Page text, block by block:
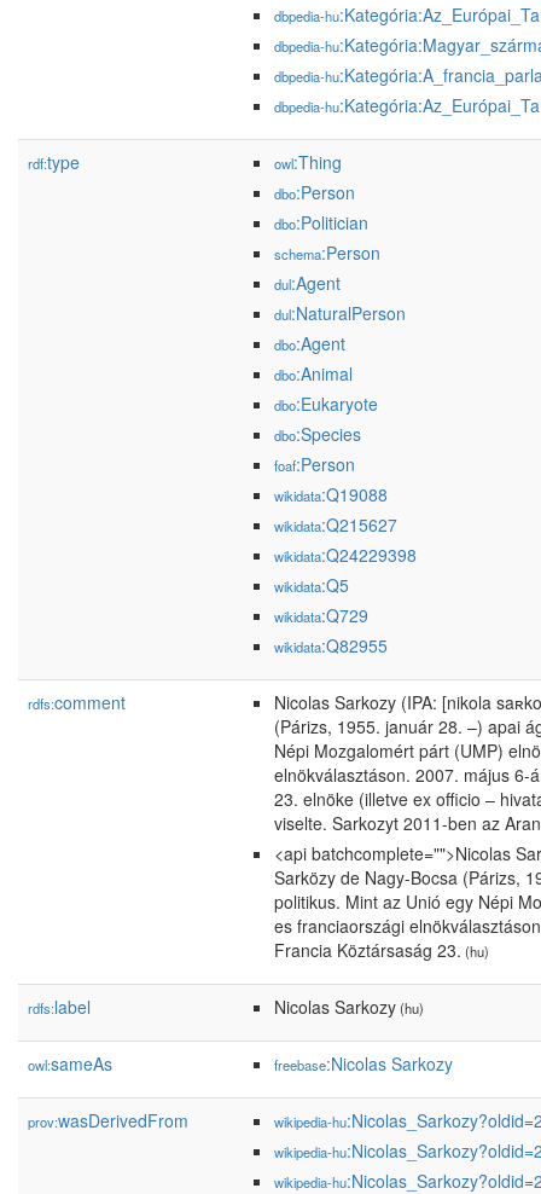
dbpedia-hu
dbpedia-hu
dbpedia-hu
dbpedia-hu
rdf:type owl:Thing
dbo:Person
dbo:Politician
schema:Person
dul:Agent
dul:NaturalPerson
dbo:Agent
dbo:Animal
dbo:Eukaryote
dbo:Species
foaf:Person
wikidata:Q19088
wikidata:Q215627
wikidata:Q24229398
wikidata:Q5
wikidata:Q729
wikidata:Q82955
rdfs:comment
Nicolas Sarkozy (IPA: [nikola
(Párizs, 1955. január 28. –) apai
Népi Mozgalomért párt (UMP)
elnökválasztáson. 2007. május 6-
23. elnöke (illetve ex officio –
viselte. Sarkozyt 2011-ben az
<api batchcomplete="">Nicolas
Sarközy de Nagy-Bocsa (Párizs,
politikus. Mint az Unió egy Népi
es franciaországi
Francia Köztársaság 23. (hu)
rdfs:label Nicolas Sarkozy(hu)
owl:sameAs freebase:Nicolas Sarkozy
prov:wasDerivedFrom wikipedia-hu
wikipedia-hu
wikipedia-hu